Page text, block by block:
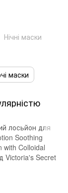
Нічні маски
маски